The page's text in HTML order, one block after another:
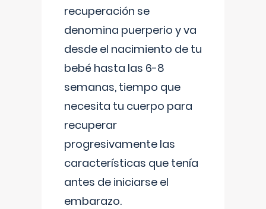
recuperación se
denomina puerperio y va
desde el nacimiento de tu
bebé hasta las 6-8
semanas, tiempo que
necesita tu cuerpo para
recuperar
progresivamente las
características que tenía
antes de iniciarse el
embarazo.